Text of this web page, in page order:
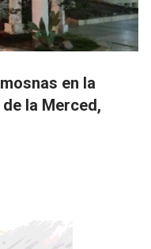
en la
la Merced,